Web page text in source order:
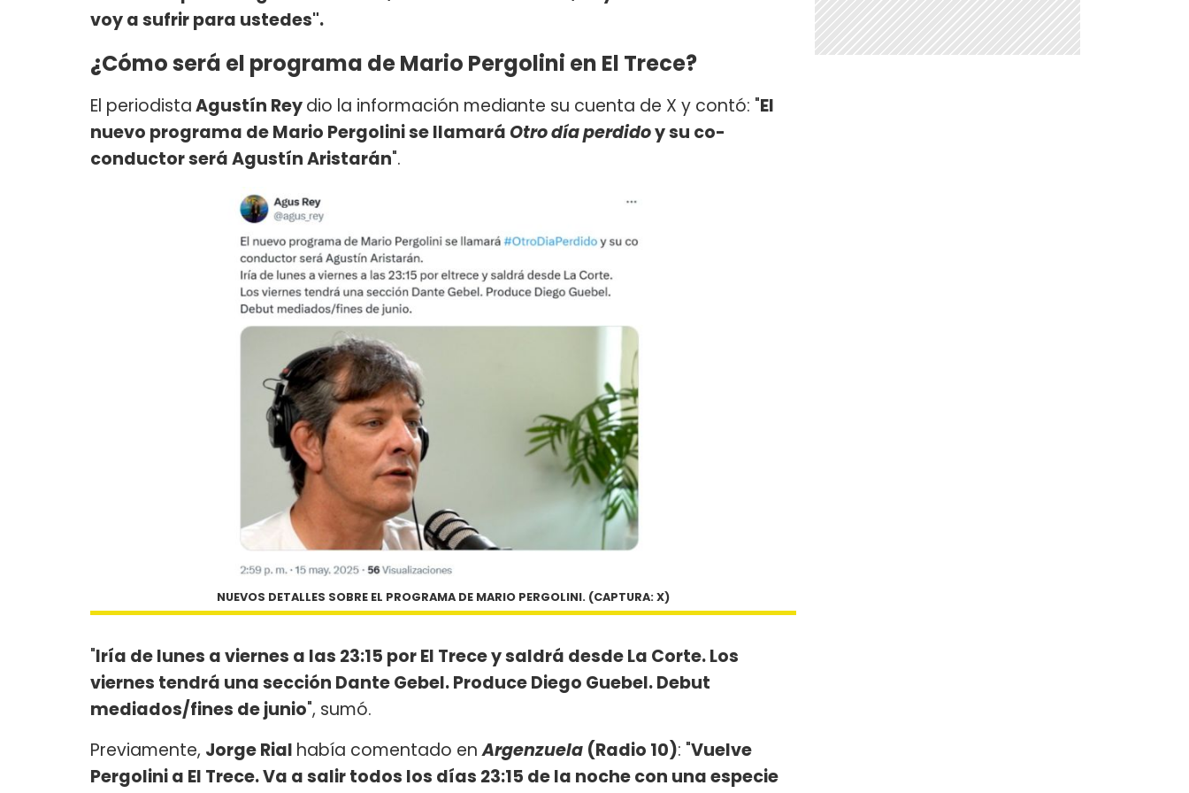
voy a sufrir para ustedes".
¿Cómo será el programa de Mario Pergolini en El Trece?
El periodistaAgustín Reydio la información mediante su cuenta de X y contó: "El
nuevo programa de Mario Pergolini se llamará Otro día perdidoy su co-
conductor será Agustín Aristarán".
NUEVOS DETALLES SOBRE EL PROGRAMA DE MARIO PERGOLINI. (CAPTURA: X)
"Iría de lunes a viernes a las 23:15 por El Trece y saldrá desde La Corte. Los
viernes tendrá una sección Dante Gebel. Produce Diego Guebel. Debut
mediados/fines de junio", sumó.
Previamente, Jorge Rial había comentado enArgenzuela (Radio 10): "Vuelve
Pergolini a El Trece. Va a salir todos los días 23:15 de la noche con una especie